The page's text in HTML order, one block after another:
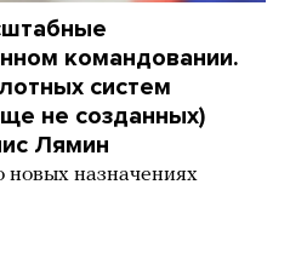
командовании.
систем
не созданных)
Лямин
назначениях